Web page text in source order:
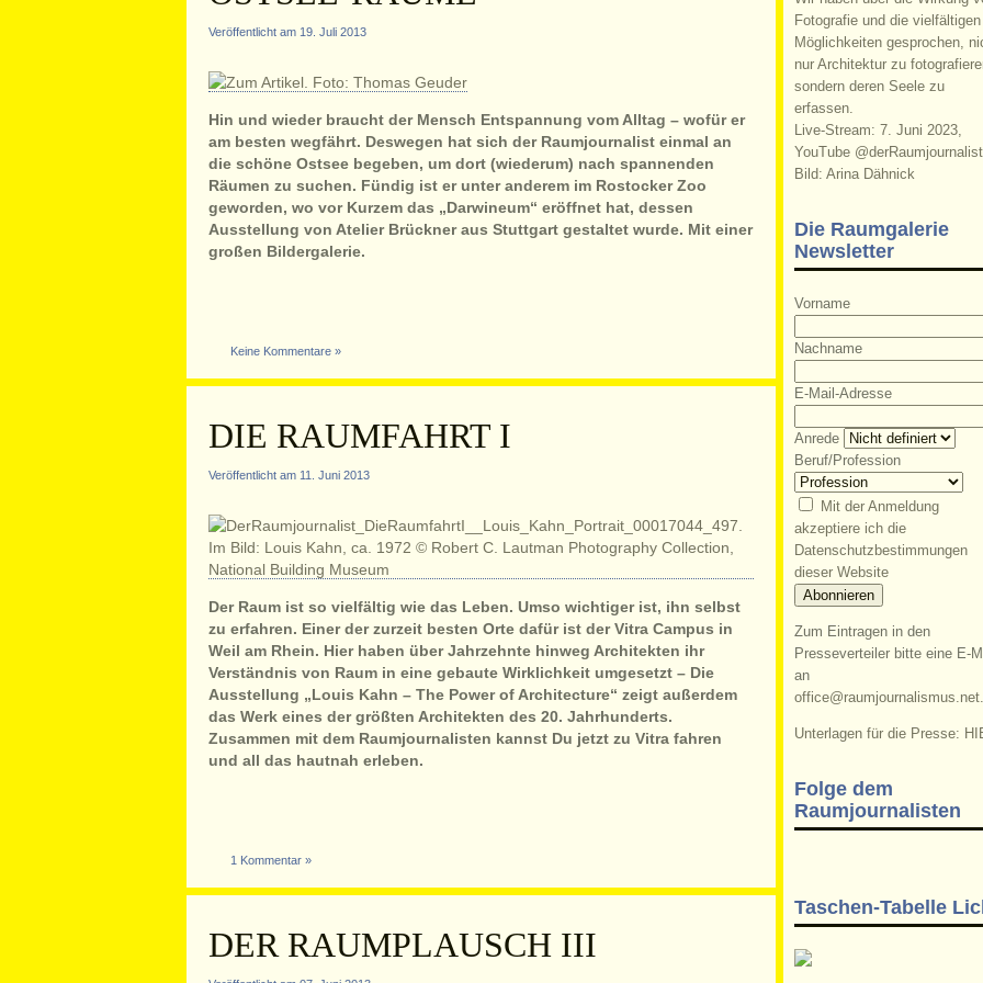
Veröffentlicht am 19. Juli 2013
Hin und wieder braucht der Mensch Entspannung vom Alltag – wofür er
am besten wegfährt. Deswegen hat sich der Raumjournalist einmal an
die schöne Ostsee begeben, um dort (wiederum) nach spannenden
Räumen zu suchen. Fündig ist er unter anderem im Rostocker Zoo
geworden, wo vor Kurzem das „Darwineum“ eröffnet hat, dessen
Ausstellung von Atelier Brückner aus Stuttgart gestaltet wurde. Mit einer
großen Bildergalerie.
Keine Kommentare »
DIE RAUMFAHRT I
Veröffentlicht am 11. Juni 2013
Der Raum ist so vielfältig wie das Leben. Umso wichtiger ist, ihn selbst
zu erfahren. Einer der zurzeit besten Orte dafür ist der Vitra Campus in
Weil am Rhein. Hier haben über Jahrzehnte hinweg Architekten ihr
Verständnis von Raum in eine gebaute Wirklichkeit umgesetzt – Die
Ausstellung „Louis Kahn – The Power of Architecture“ zeigt außerdem
das Werk eines der größten Architekten des 20. Jahrhunderts.
Zusammen mit dem Raumjournalisten kannst Du jetzt zu Vitra fahren
und all das hautnah erleben.
1 Kommentar »
DER RAUMPLAUSCH III
Fotografie und die vielfältigen
Möglichkeiten gesprochen,
nur Architektur zu
sondern deren Seele zu
erfassen.
Live-Stream: 7. Juni 2023,
YouTube
Bild: Arina Dähnick
Die Raumgalerie
Newsletter
Vorname
Nachname
E-Mail-Adresse
Anrede
Beruf/Profession
Mit der Anmeldung
akzeptiere ich die
Datenschutzbestimmungen
dieser Website
Zum Eintragen in den
Presseverteiler bitte eine E-
an
office@raumjournalismus.net.
Unterlagen für die Presse:
Folge dem
Raumjournalisten
Taschen-Tabelle